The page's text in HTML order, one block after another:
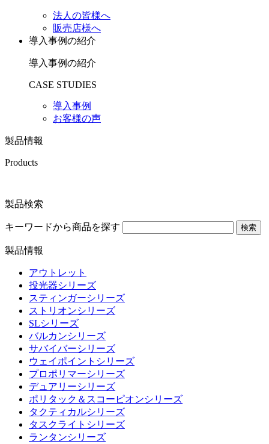
法人の皆様へ
販売店様へ
導入事例の紹介
導入事例の紹介
CASE STUDIES
導入事例
お客様の声
製品情報
Products
製品検索
キーワードから商品を探す 検索
製品情報
アウトレット
投光器シリーズ
スティンガーシリーズ
ストリオンシリーズ
SLシリーズ
バルカンシリーズ
サバイバーシリーズ
ウェイポイントシリーズ
プロポリマーシリーズ
デュアリーシリーズ
ポリタック＆スコーピオンシリーズ
タクティカルシリーズ
タスクライトシリーズ
ランタンシリーズ